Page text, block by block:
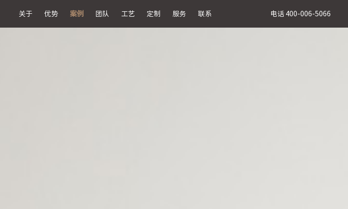
关于 优势 案例 团队 工艺 定制 服务 联系 电话 400-006-5066